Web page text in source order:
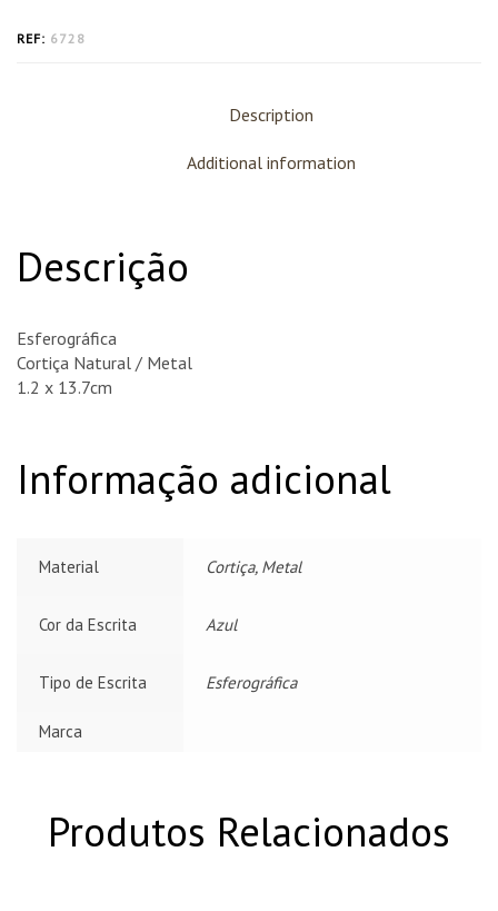
REF: 6728
Description
Additional information
Descrição
Esferográfica
Cortiça Natural / Metal
1.2 x 13.7cm
Informação adicional
Material Cortiça, Metal
Cor da Escrita Azul
Tipo de Escrita Esferográfica
Marca
Produtos Relacionados